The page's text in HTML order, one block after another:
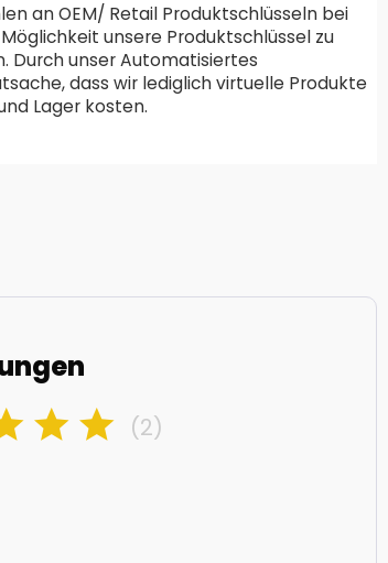
an OEM/ Retail Produktschlüsseln bei
unsere Produktschlüssel zu
Durch unser Automatisiertes
dass wir lediglich virtuelle Produkte
Lager kosten.
(2)